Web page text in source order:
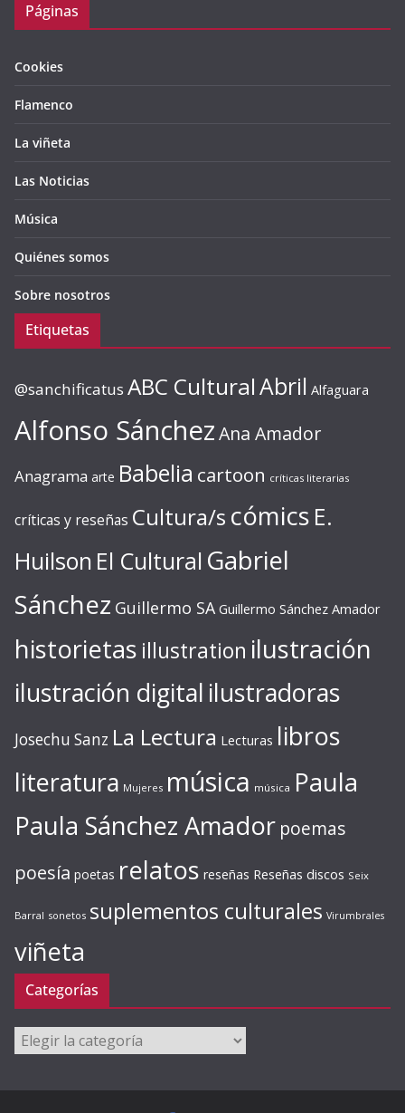
Páginas
Cookies
Flamenco
La viñeta
Las Noticias
Música
Quiénes somos
Sobre nosotros
Etiquetas
@sanchificatus ABC CulturalAbril Alfaguara
Alfonso SánchezAna Amador
Anagrama arte Babelia cartoon críticas literarias
críticas y reseñas Cultura/s cómics E.
Huilson El Cultural Gabriel
Sánchez Guillermo SA Guillermo Sánchez Amador
historietas illustration ilustración
ilustración digital ilustradoras
Josechu Sanz La Lectura Lecturas libros
literatura Mujeres música música Paula
Paula Sánchez Amador poemas
poesía poetas relatos reseñas Reseñas discos Seix
Barral sonetos suplementos culturales Virumbrales
viñeta
Categorías
Categorías